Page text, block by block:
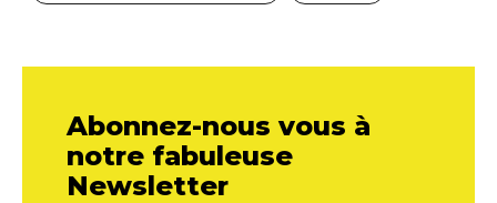
Abonnez-nous vous à
notre fabuleuse
Newsletter